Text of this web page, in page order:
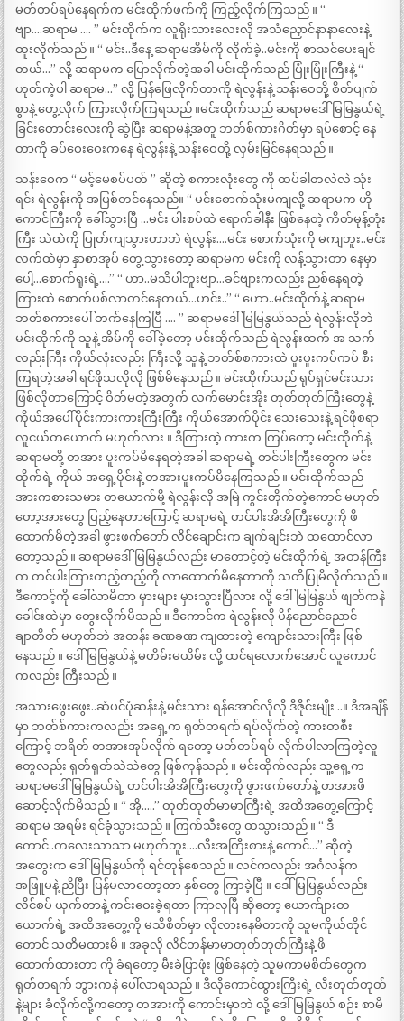
မတ်တပ်ရပ်နေရက်က မင်းထိုက်ဖက်ကို ကြည့်လိုက်ကြသည် ။ “
ဗျာ….ဆရာမ …. ” မင်းထိုက်က လူရိုးသားလေးလို အသံညှောင်နာနာလေးနဲ့
ထူးလိုက်သည် ။ “ မင်း..ဒီနေ့ ဆရာမအိမ်ကို လိုက်ခဲ့..မင်းကို စာသင်ပေးချင်
တယ်…” လို့ ဆရာမက ပြောလိုက်တဲ့အခါ မင်းထိုက်သည် ပြုံးပြုံးကြီးနဲ့ “
ဟုတ်ကဲ့ပါ ဆရာမ…” လို့ ပြန်ဖြေလိုက်တာကို ရဲလွန်းနဲ့ သန်းဝေတို့ စိတ်ပျက်
စွာနဲ့ တွေ့လိုက် ကြားလိုက်ကြရသည် ။မင်းထိုက်သည် ဆရာမဒေါ်မြမြနွယ်ရဲ့
ခြင်းတောင်းလေးကို ဆွဲပြီး ဆရာမနဲ့အတူ ဘတ်စ်ကားဂိတ်မှာ ရပ်စောင့် နေ
တာကို ခပ်ဝေးဝေးကနေ ရဲလွန်းနဲ့ သန်းဝေတို့ လှမ်းမြင်နေရသည် ။
သန်းဝေက “ မင့်မေစပ်ပတ် ” ဆိုတဲ့ စကားလုံးတွေ ကို ထပ်ခါတလဲလဲ သုံး
ရင်း ရဲလွန်းကို အပြစ်တင်နေသည်။ “ မင်းစောက်သုံးမကျလို့ ဆရာမက ဟို
ကောင်ကြီးကို ခေါ်သွားပြီ …မင်း ပါးစပ်ထဲ ရောက်ခါနီး ဖြစ်နေတဲ့ ကိတ်မုန့်တုံး
ကြီး သဲထဲကို ပြုတ်ကျသွားတာဘဲ ရဲလွန်း….မင်း စောက်သုံးကို မကျဘူး..မင်း
လက်ထဲမှာ နှာစာအုပ် တွေ့သွားတော့ ဆရာမက မင်းကို လန့်သွားတာ နေမှာ
ပေါ့…စောက်ရူးရဲ့….” “ ဟာ..မသိပါဘူးဗျာ…ခင်ဗျားကလည်း ညစ်နေရတဲ့
ကြားထဲ စောက်ပစ်လာတင်နေတယ်…ဟင်း..” “ ဟော..မင်းထိုက်နဲ့ ဆရာမ
ဘတ်စကားပေါ် တက်နေကြပြီ …. ” ဆရာမဒေါ်မြမြနွယ်သည် ရဲလွန်းလိုဘဲ
မင်းထိုက်ကို သူနဲ့ အိမ်ကို ခေါ်ခဲ့တော့ မင်းထိုက်သည် ရဲလွန်းထက် အ သက်
လည်းကြီး ကိုယ်လုံးလည်း ကြီးလို့ သူနဲ့ ဘတ်စ်စကားထဲ ပူးပူးကပ်ကပ် စီး
ကြရတဲ့အခါ ရင်ဖိုသလိုလို ဖြစ်မိနေသည် ။ မင်းထိုက်သည် ရုပ်ရှင်မင်းသား
ဖြစ်လိုတာကြောင့် ဝိတ်မတဲ့အတွက် လက်မောင်းအိုး တုတ်တုတ်ကြီးတွေနဲ့
ကိုယ်အပေါ်ပိုင်းကားကားကြီးကြီး ကိုယ်အောက်ပိုင်း သေးသေးနဲ့ ရင်ဖိုစရာ
လူငယ်တယောက် မဟုတ်လား ။ ဒီကြားထဲ့ ကားက ကြပ်တော့ မင်းထိုက်နဲ့
ဆရာမတို့ တအား ပူးကပ်မိနေရတဲ့အခါ ဆရာမရဲ့ တင်ပါးကြီးတွေက မင်း
ထိုက်ရဲ့ ကိုယ် အရှေ့ပိုင်းနဲ့ တအားပူးကပ်မိနေကြသည် ။ မင်းထိုက်သည်
အားကစားသမား တယောက်မို့ ရဲလွန်းလို အမြဲ ကွင်းတိုက်တဲ့ကောင် မဟုတ်
တော့အားတွေ ပြည့်နေတာကြောင့် ဆရာမရဲ့ တင်ပါးအိအိကြီးတွေကို ဖိ
ထောက်မိတဲ့အခါ ဖွားဖက်တော် လိင်ချောင်းက ချက်ချင်းဘဲ ထထောင်လာ
တော့သည် ။ ဆရာမဒေါ်မြမြနွယ်လည်း မာတောင့်တဲ့ မင်းထိုက်ရဲ့ အတန်ကြီး
က တင်ပါးကြားတည့်တည့်ကို လာထောက်မိနေတာကို သတိပြုမိလိုက်သည် ။
ဒီကောင့်ကို ခေါ်လာမိတာ မှားများ မှားသွားပြီလား လို့ ဒေါ်မြမြနွယ် ဖျတ်ကနဲ
ခေါင်းထဲမှာ တွေးလိုက်မိသည် ။ ဒီကောင်က ရဲလွန်းလို ပိန်ညောင်ညောင်
ချာတိတ် မဟုတ်ဘဲ အတန်း ခဏခဏ ကျထားတဲ့ ကျောင်းသားကြီး ဖြစ်
နေသည် ။ ဒေါ်မြမြနွယ်နဲ့ မတိမ်းမယိမ်း လို့ ထင်ရလောက်အောင် လူကောင်
ကလည်း ကြီးသည် ။
အသားဖွေးဖွေး..ဆံပင်ပုံဆန်းနဲ့ မင်းသား ရန်အောင်လိုလို ဒီဇိုင်းမျိုး ..။ ဒီအချိန်
မှာ ဘတ်စ်ကားကလည်း အရှေ့က ရုတ်တရက် ရပ်လိုက်တဲ့ ကားတစီး
ကြောင့် ဘရိတ် တအားအုပ်လိုက် ရတော့ မတ်တပ်ရပ် လိုက်ပါလာကြတဲ့လူ
တွေလည်း ရုတ်ရုတ်သဲသဲတွေ ဖြစ်ကုန်သည် ။ မင်းထိုက်လည်း သူ့ရှေ့က
ဆရာမဒေါ်မြမြနွယ်ရဲ့ တင်ပါးအိအိကြီးတွေကို ဖွားဖက်တော်နဲ့ တအားဖိ
ဆောင့်လိုက်မိသည် ။ “ အို…..” တုတ်တုတ်မာမာကြီးရဲ့ အထိအတွေ့ကြောင့်
ဆရာမ အရမ်း ရင်ခုံသွားသည် ။ ကြက်သီးတွေ ထသွားသည် ။ “ ဒီ
ကောင်..ကလေးသာသာ မဟုတ်ဘူး….လီးအကြီးစားနဲ့ ကောင်…” ဆိုတဲ့
အတွေးက ဒေါ်မြမြနွယ်ကို ရင်တုန်စေသည် ။ လင်ကလည်း အင်္ဂလန်က
အဖြူမနဲ့ ညိပြီး ပြန်မလာတော့တာ နှစ်တွေ ကြာခဲ့ပြီ ။ ဒေါ်မြမြနွယ်လည်း
လိင်စပ် ယှက်တာနဲ့ ကင်းဝေးခဲ့ရတာ ကြာလှပြီ ဆိုတော့ ယောက်ျားတ
ယောက်ရဲ့ အထိအတွေ့ကို မသိစိတ်မှာ လိုလားနေမိတာကို သူမကိုယ်တိုင်
တောင် သတိမထားမိ ။ အခုလို လိင်တန်မာမာတုတ်တုတ်ကြီးနဲ့ ဖိ
ထောက်ထားတာ ကို ခံရတော့ မီးခဲပြာဖုံး ဖြစ်နေတဲ့ သူမကာမစိတ်တွေက
ရုတ်တရက် ဘွားကနဲ ပေါ်လာရသည် ။ ဒီလိုကောင်ထွားကြီးရဲ့ လီးတုတ်တုတ်
နဲ့များ ခံလိုက်လို့ကတော့ တအားကို ကောင်းမှာဘဲ လို့ ဒေါ်မြမြနွယ် စဉ်း စာမိ